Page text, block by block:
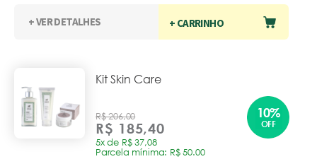
+ VER DETALHES + CARRINHO
Kit Skin Care
R$ 206,00
R$ 185,40
5x de R$ 37,08
Parcela mínima: R$ 50.00
10%
OFF